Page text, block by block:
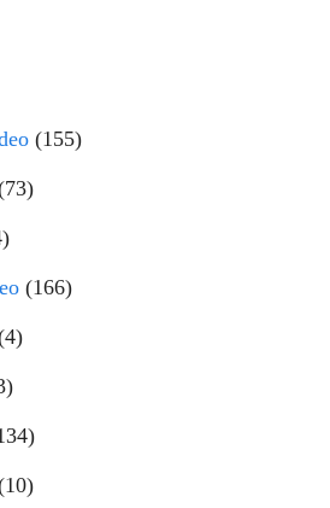
(155)
(166)